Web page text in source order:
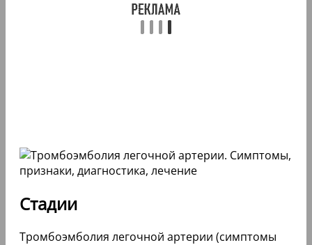
Стадии
Тромбоэмболия легочной артерии (симптомы